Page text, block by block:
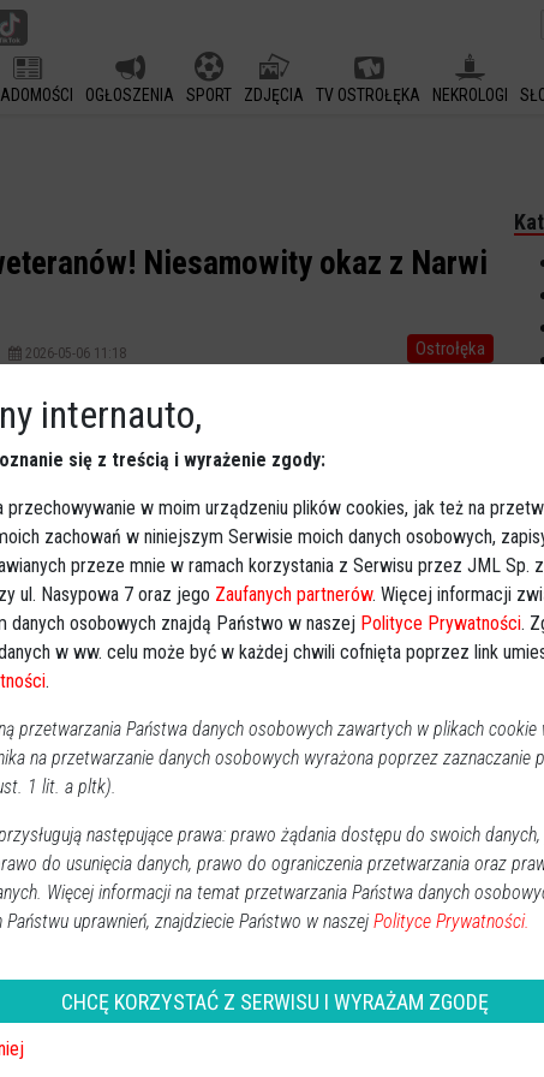
OGŁOSZENIA SPORT ZDJĘCIA TV OSTROŁĘKA NEKROLOGI
Niesamowity okaz z Narwi
Ostrołęka
2026-05-06 11:18
z ostrołęckiego koła nr 38 PZW Narew, udowodnił, że
pasja i instynkt są równie ważne, co lata spędzone nad
Narwi wyłowił potężną, 72-centymetrową brzanę – okaz,
którego zazdrościć mu mogą najstarsi wyjadacze
wędkarskiej pasji.
Następna
internauto,
się z treścią i wyrażenie zgody:
przechowywanie w moim urządzeniu plików cookies, jak też na
zachowań w niniejszym Serwisie moich danych osobowych,
przeze mnie w ramach korzystania z Serwisu przez JML Sp.
ul. Nasypowa 7 oraz jego Zaufanych partnerów. Więcej informacji
danych osobowych znajdą Państwo w naszej Polityce Prywatności.
w ww. celu może być w każdej chwili cofnięta poprzez link
.
przetwarzania Państwa danych osobowych zawartych w plikach cookie
na przetwarzanie danych osobowych wyrażona poprzez zaznaczanie
1 lit. a pltk).
następujące prawa: prawo żądania dostępu do swoich
do usunięcia danych, prawo do ograniczenia przetwarzania oraz
Więcej informacji na temat przetwarzania Państwa danych
Państwu uprawnień, znajdziecie Państwo w naszej Polityce Prywatności.
CHCĘ KORZYSTAĆ Z SERWISU I WYRAŻAM ZGODĘ